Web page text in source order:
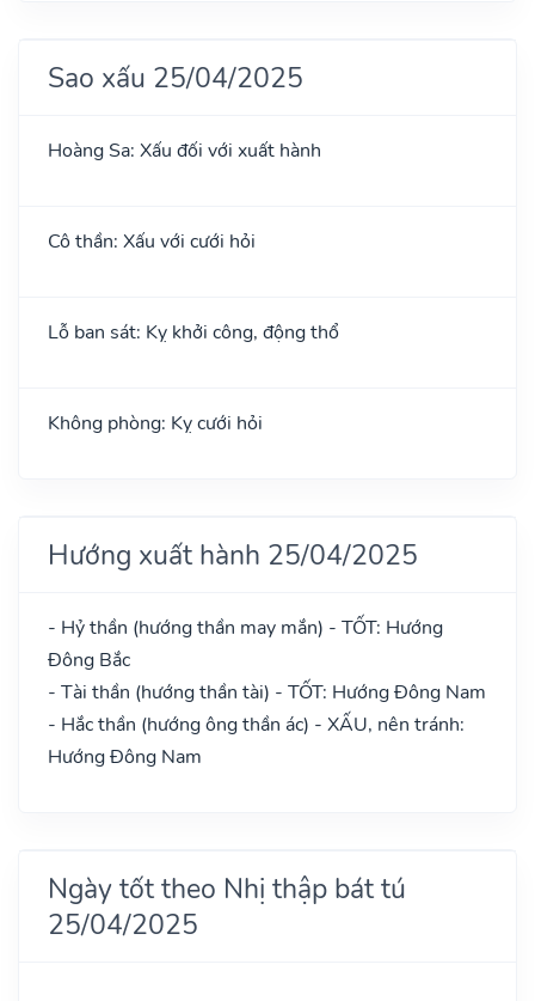
Sao xấu 25/04/2025
Hoàng Sa: Xấu đối với xuất hành
Cô thần: Xấu với cưới hỏi
Lỗ ban sát: Kỵ khởi công, động thổ
Không phòng: Kỵ cưới hỏi
Hướng xuất hành 25/04/2025
- Hỷ thần (hướng thần may mắn) - TỐT: Hướng
Đông Bắc
- Tài thần (hướng thần tài) - TỐT: Hướng Đông Nam
- Hắc thần (hướng ông thần ác) - XẤU, nên tránh:
Hướng Đông Nam
Ngày tốt theo Nhị thập bát tú
25/04/2025